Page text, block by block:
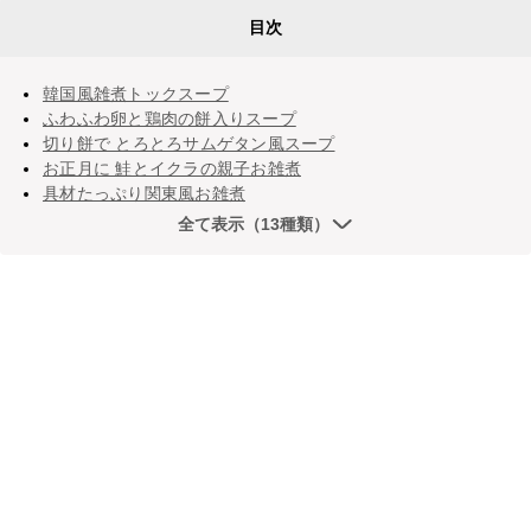
目次
韓国風雑煮トックスープ
ふわふわ卵と鶏肉の餅入りスープ
切り餅で とろとろサムゲタン風スープ
お正月に 鮭とイクラの親子お雑煮
具材たっぷり関東風お雑煮
全て表示（13種類）